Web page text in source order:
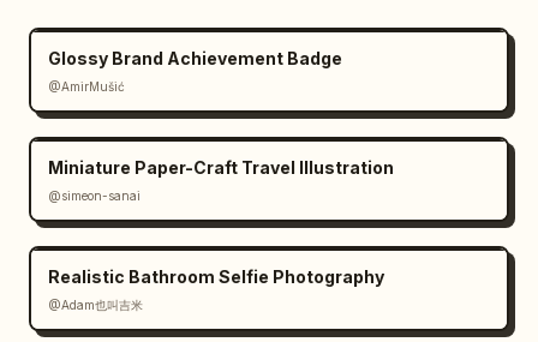
Glossy Brand Achievement Badge
@AmirMušić
Miniature Paper-Craft Travel Illustration
@simeon-sanai
Realistic Bathroom Selfie Photography
@Adam也叫吉米